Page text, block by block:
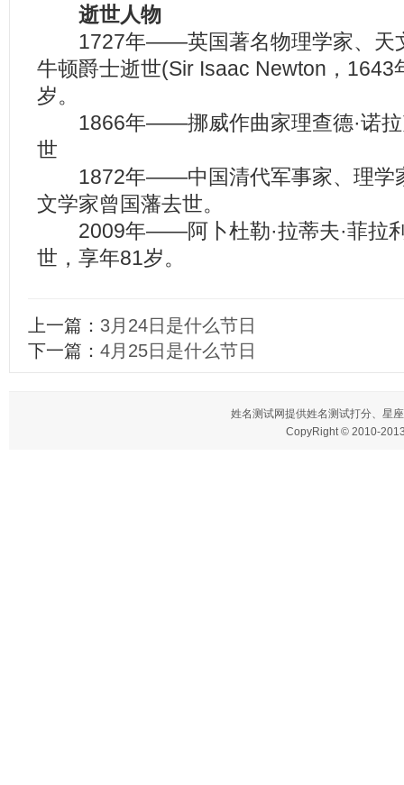
逝世人物
1727年——英国著名物理学家、天文
牛顿爵士逝世(Sir Isaac Newton，1643
岁。
1866年——挪威作曲家理查德·诺拉
世
1872年——中国清代军事家、理学
文学家曾国藩去世。
2009年——阿卜杜勒·拉蒂夫·菲拉利
世，享年81岁。
上一篇： 3月24日是什么节日
下一篇： 4月25日是什么节日
姓名测试网提供姓名测试打分、星
CopyRight © 2010-